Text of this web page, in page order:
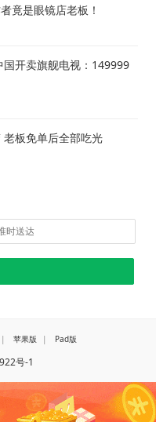
竟是眼镜店老板！
开卖旗舰电视：149999
板免单后全部吃光
| 苹果版 | Pad版
号-1